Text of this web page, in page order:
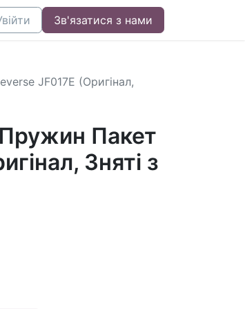
Зв'язатися з нами
JF017E (Оригінал,
Пакет
Зняті з